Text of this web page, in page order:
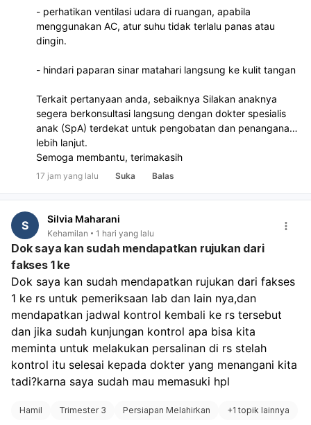
- perhatikan ventilasi udara di ruangan, apabila
menggunakan AC, atur suhu tidak terlalu panas atau
dingin.
- hindari paparan sinar matahari langsung ke kulit tangan
Terkait pertanyaan anda, sebaiknya Silakan anaknya
segera berkonsultasi langsung dengan dokter spesialis
anak (SpA) terdekat untuk pengobatan dan penanganan
lebih lanjut.
Semoga membantu, terimakasih
17 jam yang lalu Suka Balas
S Silvia Maharani
Kehamilan 1 hari yang lalu
Dok saya kan sudah mendapatkan rujukan dari
fakses 1 ke
Dok saya kan sudah mendapatkan rujukan dari fakses
1 ke rs untuk pemeriksaan lab dan lain nya,dan
mendapatkan jadwal kontrol kembali ke rs tersebut
dan jika sudah kunjungan kontrol apa bisa kita
meminta untuk melakukan persalinan di rs stelah
kontrol itu selesai kepada dokter yang menangani kita
tadi?karna saya sudah mau memasuki hpl
Hamil Trimester 3 Persiapan Melahirkan +1 topik lainnya